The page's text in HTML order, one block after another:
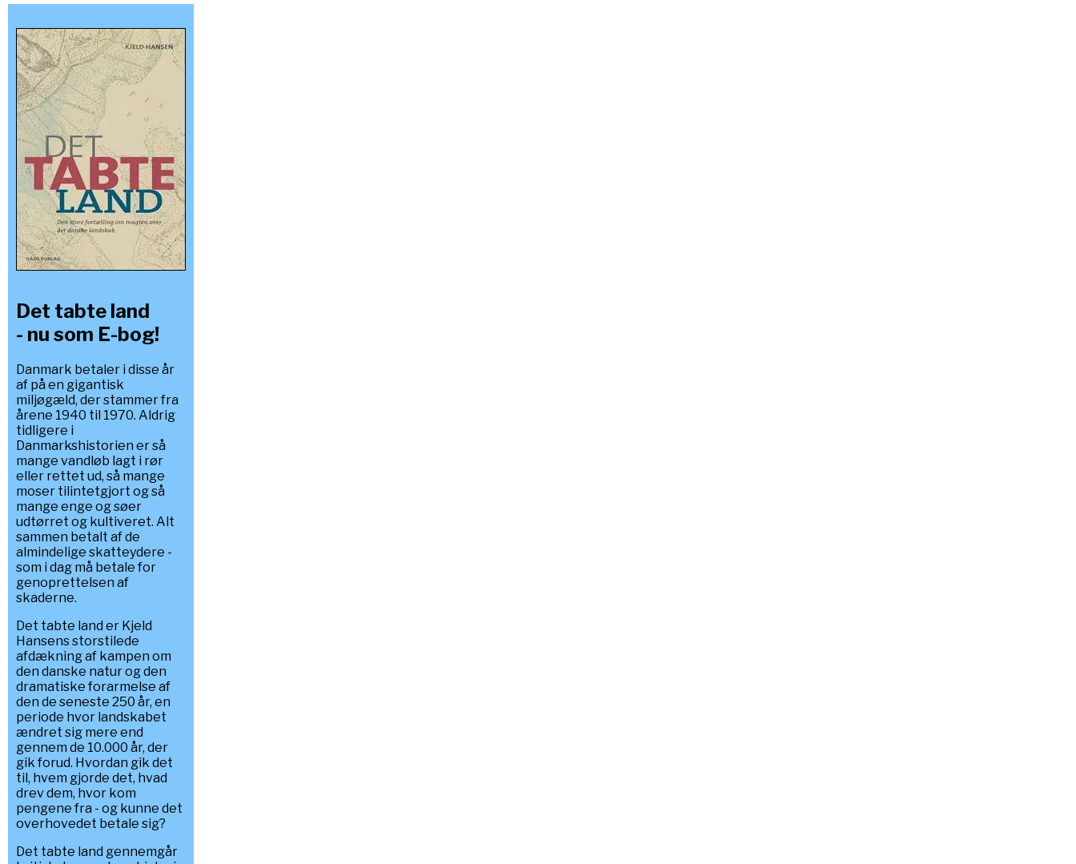
Det tabte land
- nu som E-bog!
Danmark betaler i disse år
af på en gigantisk
miljøgæld, der stammer fra
årene 1940 til 1970. Aldrig
tidligere i
Danmarkshistorien er så
mange vandløb lagt i rør
eller rettet ud, så mange
moser tilintetgjort og så
mange enge og søer
udtørret og kultiveret. Alt
sammen betalt af de
almindelige skatteydere -
som i dag må betale for
genoprettelsen af
skaderne.
Det tabte land er Kjeld
Hansens storstilede
afdækning af kampen om
den danske natur og den
dramatiske forarmelse af
den de seneste 250 år, en
periode hvor landskabet
ændret sig mere end
gennem de 10.000 år, der
gik forud. Hvordan gik det
til, hvem gjorde det, hvad
drev dem, hvor kom
pengene fra - og kunne det
overhovedet betale sig?
Det tabte land gennemgår